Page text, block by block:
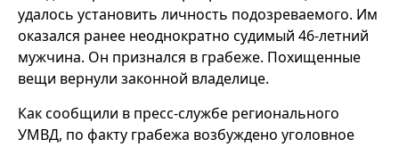
удалось установить личность подозреваемого. Им
оказался ранее неоднократно судимый 46-летний
мужчина. Он признался в грабеже. Похищенные
вещи вернули законной владелице.
Как сообщили в пресс-службе регионального
УМВД, по факту грабежа возбуждено уголовное